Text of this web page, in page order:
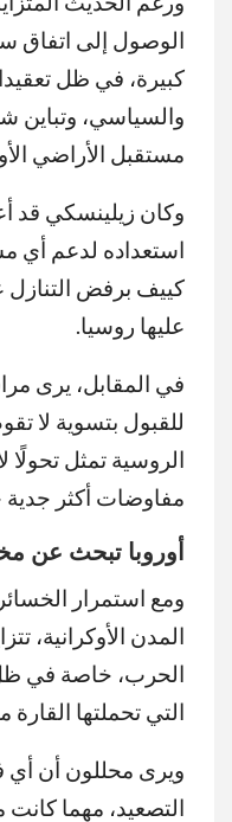
الوصول إلى اتفاق
كبيرة، في ظل
والسياسي،
مستقبل الأراضي
وكان زيلينسكي قد
استعداده لدعم أي
كييف برفض التنازل
عليها روسيا.
في المقابل، يرى
للقبول بتسوية لا
الروسية تمثل تحولًا
مفاوضات أكثر جدية
أوروبا تبحث عن
ومع استمرار
المدن الأوكرانية،
الحرب، خاصة في ظل
التي تحملتها القارة
ويرى محللون أن
التصعيد، مهما كانت